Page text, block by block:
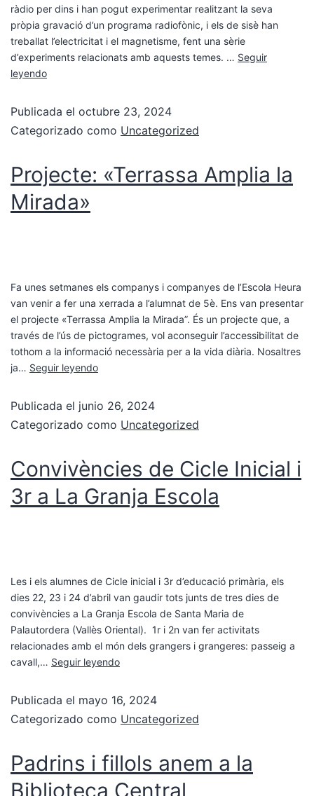
ràdio per dins i han pogut experimentar realitzant la seva
pròpia gravació d’un programa radiofònic, i els de sisè han
treballat l’electricitat i el magnetisme, fent una sèrie
d’experiments relacionats amb aquests temes. … Seguir
leyendo
Publicada el octubre 23, 2024
Categorizado como Uncategorized
Projecte: «Terrassa Amplia la
Mirada»
Fa unes setmanes els companys i companyes de l’Escola Heura
van venir a fer una xerrada a l’alumnat de 5è. Ens van presentar
el projecte «Terrassa Amplia la Mirada”. És un projecte que, a
través de l’ús de pictogrames, vol aconseguir l’accessibilitat de
tothom a la informació necessària per a la vida diària. Nosaltres
ja… Seguir leyendo
Publicada el junio 26, 2024
Categorizado como Uncategorized
Convivències de Cicle Inicial i
3r a La Granja Escola
Les i els alumnes de Cicle inicial i 3r d’educació primària, els
dies 22, 23 i 24 d’abril van gaudir tots junts de tres dies de
convivències a La Granja Escola de Santa Maria de
Palautordera (Vallès Oriental). 1r i 2n van fer activitats
relacionades amb el món dels grangers i grangeres: passeig a
cavall,… Seguir leyendo
Publicada el mayo 16, 2024
Categorizado como Uncategorized
Padrins i fillols anem a la
Biblioteca Central